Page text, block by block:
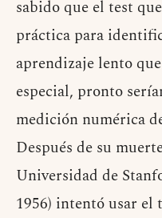
sabido que el test
práctica para
aprendizaje lento
especial, pronto
medición numérica
Después de su
Universidad de
1956) intentó usar el